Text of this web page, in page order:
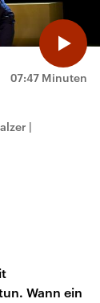
07:47 Minuten
|
Wann ein